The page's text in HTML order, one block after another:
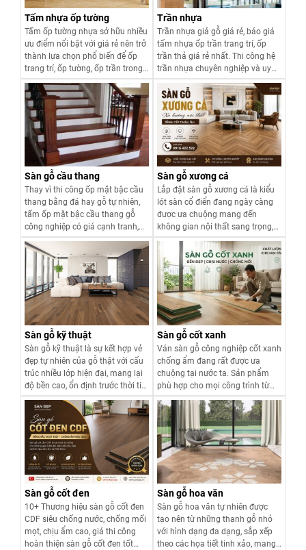
Tấm nhựa ốp tường
Tấm ốp tường nhựa sở hữu nhiều
ưu điểm nổi bật với giá rẻ nên trở
thành lựa chọn phổ biến để ốp
trang trí, ốp tường, ốp trần trong
các công trình nhà ở dân dụng và
thương mại.
Xem chi tiết
Trần nhựa
Trần nhựa giả gỗ giá rẻ, báo giá
tấm nhựa ốp trần trang trí, ốp
trần thả giá rẻ nhất. Thi công hệ
trần nhựa chuyên nghiệp và uy
tín tại Hà Nội và các tỉnh thành
lân cận.
Xem chi tiết
Sàn gỗ cầu thang
Thay vì thi công ốp mặt bậc cầu
thang bằng đá hay gỗ tự nhiên,
tấm ốp mặt bậc cầu thang gỗ
công nghiệp có giá cạnh tranh,
tính thẩm mỹ cao đang ngày
càng được nhiều người tiêu dùng
lựa chọn.Xem chi tiết
Sàn gỗ xương cá
Lắp đặt sàn gỗ xương cá là kiểu
lót sàn cổ điển đang ngày càng
được ưa chuộng mang đến
không gian nội thất sang trọng,
nổi bật hơn so với các cách lắp
đặt khác
Xem chi tiết
Sàn gỗ kỹ thuật
Sàn gỗ kỹ thuật là sự kết hợp vẻ
đẹp tự nhiên của gỗ thật với cấu
trúc nhiều lớp hiện đại, mang lại
độ bền cao, ổn định trước thời tiết
và giá thành hợp lý hơn so với
sàn gỗ tự nhiên
Xem chi tiết
Sàn gỗ cốt xanh
Ván sàn gỗ công nghiệp cốt xanh
chống ẩm đang rất được ưa
chuộng tại nước ta. Sản phẩm
phù hợp cho mọi công trình từ
dân dụng đến thương mại với
mức giá hợp lý
Xem chi tiết
Sàn gỗ cốt đen
10+ Thương hiệu sàn gỗ cốt đen
CDF siêu chống nước, chống mối
mọt, chịu ẩm cao, giá thi công
hoàn thiện sàn gỗ cốt đen tốt
Sàn gỗ hoa văn
Sàn gỗ hoa văn tự nhiên được
tạo nên từ những thanh gỗ nhỏ
với hình dạng đa dạng, sắp xếp
theo các họa tiết tinh xảo, mang